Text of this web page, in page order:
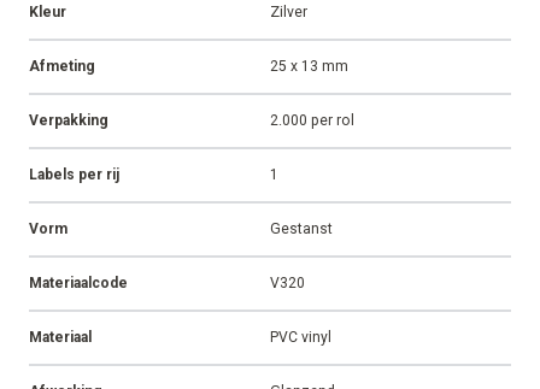
Kleur Zilver
Afmeting 25 x 13 mm
Verpakking 2.000 per rol
Labels per rij 1
Vorm Gestanst
Materiaalcode V320
Materiaal PVC vinyl